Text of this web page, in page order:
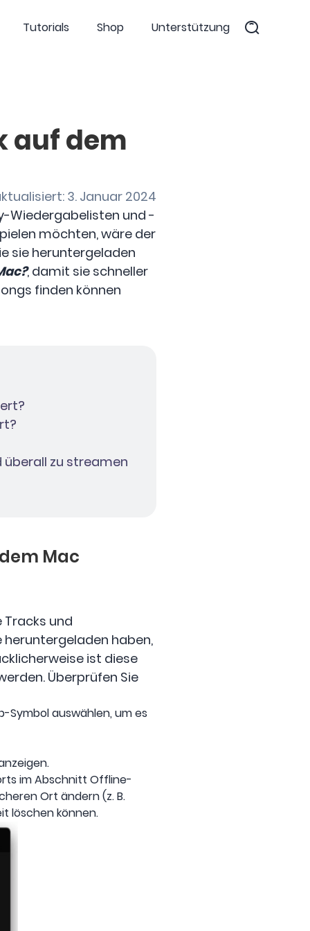
Tutorials Shop Unterstützung
auf dem
3. Januar 2024
Wiedergabelisten und -
möchten, wäre der
sie heruntergeladen
, damit sie schneller
finden können
überall zu streamen
Mac
Tracks und
haben,
ist diese
Überprüfen Sie
Symbol auswählen, um es
im Abschnitt Offline-
Ort ändern (z. B.
löschen können.